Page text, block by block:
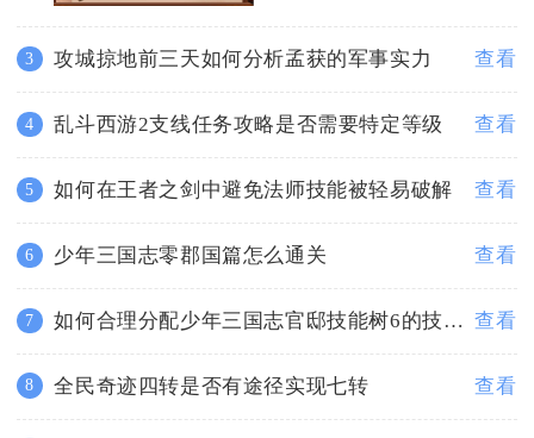
3 攻城掠地前三天如何分析孟获的军事实力 查看
4 乱斗西游2支线任务攻略是否需要特定等级 查看
5 如何在王者之剑中避免法师技能被轻易破解 查看
6 少年三国志零郡国篇怎么通关 查看
7 如何合理分配少年三国志官邸技能树6的技能点 查看
8 全民奇迹四转是否有途径实现七转 查看